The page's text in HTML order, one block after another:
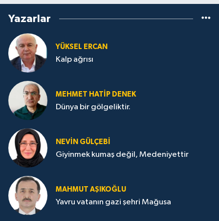
Yazarlar
YÜKSEL ERCAN
Kalp ağrısı
MEHMET HATİP DENEK
Dünya bir gölgeliktir.
NEVİN GÜLÇEBİ
Giyinmek kumaş değil, Medeniyettir
MAHMUT AŞIKOĞLU
Yavru vatanın gazi şehri Mağusa